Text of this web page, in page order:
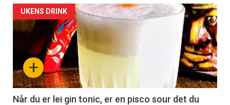
+
UKENS DRINK
Når du er lei gin tonic, er en pisco sour det du